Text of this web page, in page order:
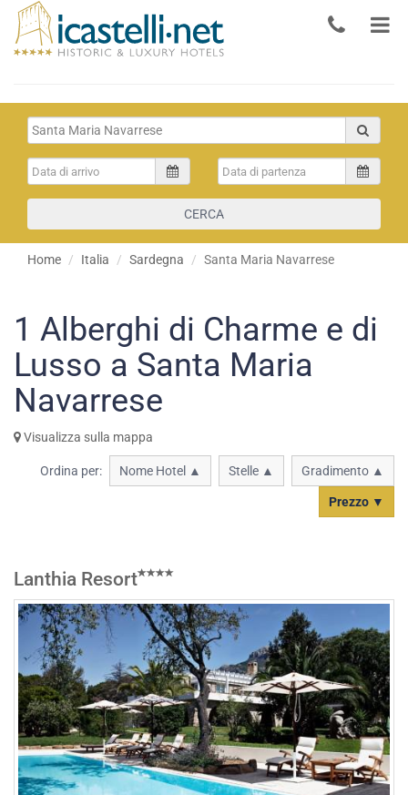
CERCA
Home Italia Sardegna Santa Maria Navarrese
1 Alberghi di Charme e di
Lusso a Santa Maria
Navarrese
Visualizza sulla mappa
Ordina per: Nome Hotel ▲ Stelle ▲ Gradimento ▲
Prezzo ▼
Lanthia Resort